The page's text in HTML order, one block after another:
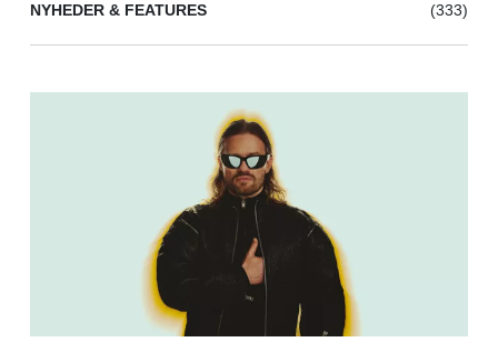
NYHEDER & FEATURES (333)